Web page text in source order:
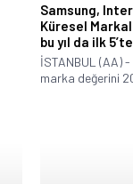
Samsung,
Küresel
bu yıl da ilk 5’te
İSTANBUL (AA)
marka değerini